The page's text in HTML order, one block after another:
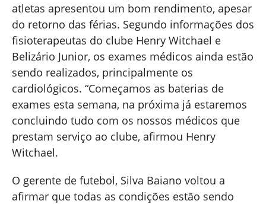
atletas apresentou um bom rendimento, apesar
do retorno das férias. Segundo informações dos
fisioterapeutas do clube Henry Witchael e
Belizário Junior, os exames médicos ainda estão
sendo realizados, principalmente os
cardiológicos. “Começamos as baterias de
exames esta semana, na próxima já estaremos
concluindo tudo com os nossos médicos que
prestam serviço ao clube, afirmou Henry
Witchael.
O gerente de futebol, Silva Baiano voltou a
afirmar que todas as condições estão sendo